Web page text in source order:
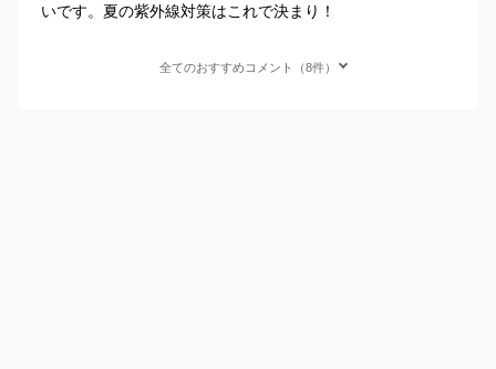
いです。夏の紫外線対策はこれで決まり！
全てのおすすめコメント（8件）